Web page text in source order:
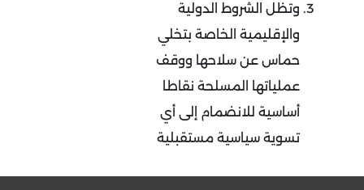
وتظل الشروط الدولية
والإقليمية الخاصة بتخلي
حماس عن سلاحها ووقف
عملياتها المسلحة نقاطا
أساسية للانضمام إلى أي
تسوية سياسية مستقبلية